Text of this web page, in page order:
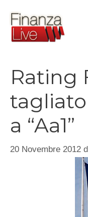
contenuto
Rating
tagliato
a “Aa1”
20 Novembre 2012